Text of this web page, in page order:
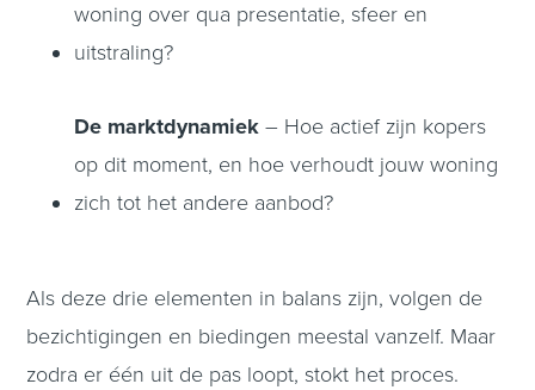
woning over qua presentatie, sfeer en
uitstraling?
De marktdynamiek – Hoe actief zijn kopers
op dit moment, en hoe verhoudt jouw woning
zich tot het andere aanbod?
Als deze drie elementen in balans zijn, volgen de
bezichtigingen en biedingen meestal vanzelf. Maar
zodra er één uit de pas loopt, stokt het proces.